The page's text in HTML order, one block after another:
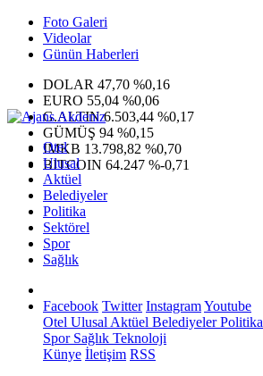
Foto Galeri
Videolar
Günün Haberleri
DOLAR 47,70 %0,16
EURO 55,04 %0,06
G.ALTIN6.503,44 %0,17
GÜMÜŞ 94 %0,15
IMKB 13.798,82 %0,70
BITCOIN 64.247 %-0,71
Otel
Ulusal
Aktüel
Belediyeler
Politika
Sektörel
Spor
Sağlık
Facebook Twitter InstagramYoutube
Otel Ulusal Aktüel BelediyelerPolitika
SporSağlık Teknoloji
Künye İletişim RSS